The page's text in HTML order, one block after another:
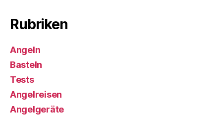
Rubriken
Angeln
Basteln
Tests
Angelreisen
Angelgeräte